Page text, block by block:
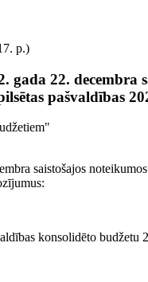
p.)
gada 22. decembra
pašvaldības
saistošajos
konsolidēto budžetu